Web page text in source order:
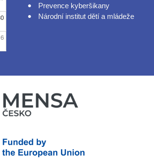
6
Prevence kyberšikany
Národní institut dětí a mládeže